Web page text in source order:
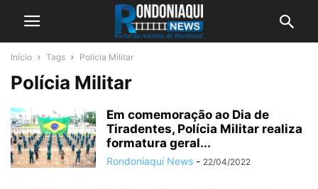
Início Tags Polícia Militar
Polícia Militar
Em comemoração ao Dia de
Tiradentes, Polícia Militar realiza
formatura geral...
Rondoniaqui News - 22/04/2022